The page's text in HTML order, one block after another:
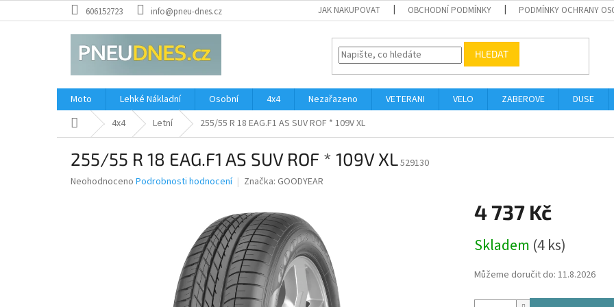
na
606152723 info@pneu-dnes.cz JAK NAKUPOVAT OBCHODNÍ PODMÍNKY PODMÍNKY OCHRANY
HLEDAT
Moto Lehké Nákladní Osobní 4x4 Nezařazeno VETERANI VELO ZABEROVE DUSE
Domů 4x4 Letní 255/55 R 18 EAG.F1 AS SUV ROF * 109V XL
255/55 R 18 EAG.F1 AS SUV ROF * 109V XL529130
Průměrné
Neohodnoceno Podrobnosti hodnocení Značka: GOODYEAR
4 737 Kč
cena:
Skladem (4 ks)
Můžeme doručit do: 11.8.2026